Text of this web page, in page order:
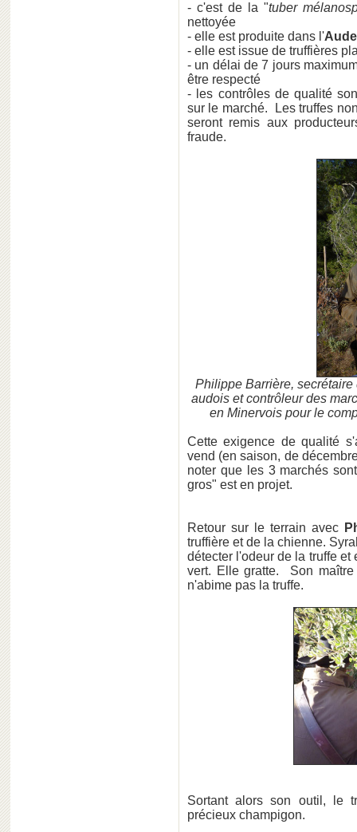
- c'est de la "tuber
nettoyée
- elle est produite dans l'Aude
- elle est issue de truffières
- un délai de 7 jours
être respecté
- les contrôles de qualité
sur le marché. Les truffes
seront remis aux
fraude.
Philippe Barrière,
audois et contrôleur des
en Minervois pour le
Cette exigence de qualité
vend (en saison, de
noter que les 3 marchés
gros" est en projet.
Retour sur le terrain avec
truffière et de la chienne.
détecter l'odeur de la truffe
vert. Elle gratte. Son
n'abime pas la truffe.
Sortant alors son outil, le
précieux champigon.